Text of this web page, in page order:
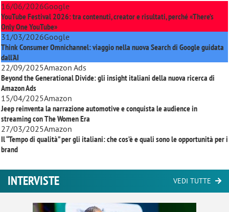
16/06/2026Google
YouTube Festival 2026: tra contenuti, creator e risultati, perché «There’s
Only One YouTube»
31/03/2026Google
Think Consumer Omnichannel: viaggio nella nuova Search di Google guidata
dall'AI
22/09/2025Amazon Ads
Beyond the Generational Divide: gli insight italiani della nuova ricerca di
Amazon Ads
15/04/2025Amazon
Jeep reinventa la narrazione automotive e conquista le audience in
streaming conThe Women Era
27/03/2025Amazon
Il “Tempo di qualità” per gli italiani: che cos’è e quali sono le opportunità per i
brand
INTERVISTE VEDI TUTTE